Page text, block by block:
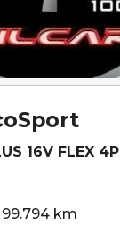
16V FLEX 4P
99.794 km